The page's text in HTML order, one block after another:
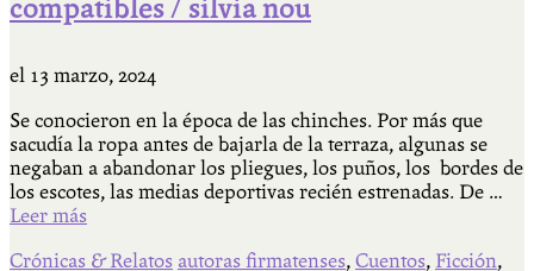
compatibles / silvia nou
el 13 marzo, 2024
Se conocieron en la época de las chinches. Por más que
sacudía la ropa antes de bajarla de la terraza, algunas se
negaban a abandonar los pliegues, los puños, los bordes de
los escotes, las medias deportivas recién estrenadas. De …
Leer más
Crónicas & Relatos autoras firmatenses, Cuentos, Ficción,